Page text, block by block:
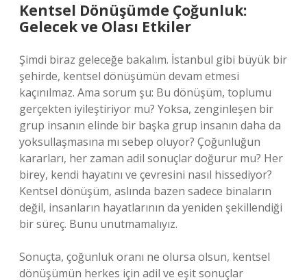
Kentsel Dönüşümde Çoğunluk:
Gelecek ve Olası Etkiler
Şimdi biraz geleceğe bakalım. İstanbul gibi büyük bir
şehirde, kentsel dönüşümün devam etmesi
kaçınılmaz. Ama sorum şu: Bu dönüşüm, toplumu
gerçekten iyileştiriyor mu? Yoksa, zenginleşen bir
grup insanın elinde bir başka grup insanın daha da
yoksullaşmasına mı sebep oluyor? Çoğunluğun
kararları, her zaman adil sonuçlar doğurur mu? Her
birey, kendi hayatını ve çevresini nasıl hissediyor?
Kentsel dönüşüm, aslında bazen sadece binaların
değil, insanların hayatlarının da yeniden şekillendiği
bir süreç. Bunu unutmamalıyız.
Sonuçta, çoğunluk oranı ne olursa olsun, kentsel
dönüşümün herkes için adil ve eşit sonuçlar